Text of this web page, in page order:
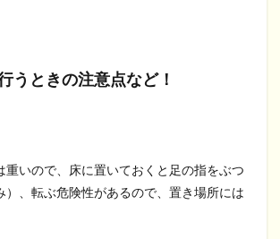
うときの注意点など！
重いので、床に置いておくと足の指をぶつ
）、転ぶ危険性があるので、置き場所には